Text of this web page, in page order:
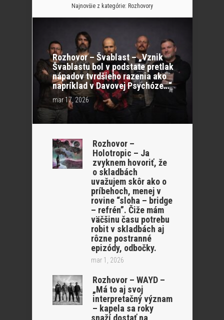
Najnovšie z kategórie: Rozhovory
Rozhovor – Švablast – „Vznik
Švablastu bol v podstate pretlak
nápadov tvrdšieho razenia ako
napríklad v Davovej Psychóze…“
mar 17, 2026
Rozhovor –
Holotropic – Ja
zvyknem hovoriť, že
o skladbách
uvažujem skôr ako o
príbehoch, menej v
rovine “sloha – bridge
– refrén”. Čiže mám
väčšinu času potrebu
robit v skladbách aj
rôzne postranné
epizódy, odbočky.
mar 1, 2026
Rozhovor – WAYD –
„Má to aj svoj
interpretačný význam
– kapela sa roky
snaží dostať na